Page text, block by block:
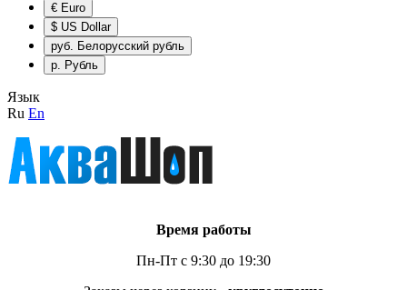
€ Euro
$ US Dollar
руб. Белорусский рубль
р. Рубль
Язык
Ru En
Время работы
Пн-Пт с 9:30 до 19:30